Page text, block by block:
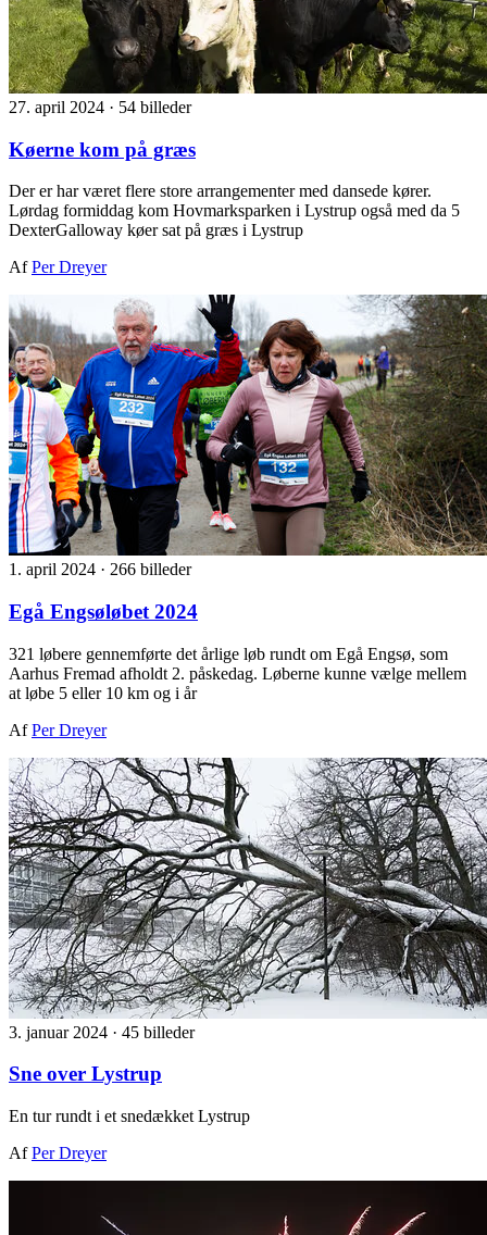
27. april 2024 · 54 billeder
Køerne kom på græs
Der er har været flere store arrangementer med dansede kører.
Lørdag formiddag kom Hovmarksparken i Lystrup også med da 5
DexterGalloway køer sat på græs i Lystrup
AfPer Dreyer
1. april 2024 · 266 billeder
Egå Engsøløbet 2024
321 løbere gennemførte det årlige løb rundt om Egå Engsø, som
Aarhus Fremad afholdt 2. påskedag. Løberne kunne vælge mellem
at løbe 5 eller 10 km og i år
AfPer Dreyer
3. januar 2024 · 45 billeder
Sne over Lystrup
En tur rundt i et snedækket Lystrup
AfPer Dreyer